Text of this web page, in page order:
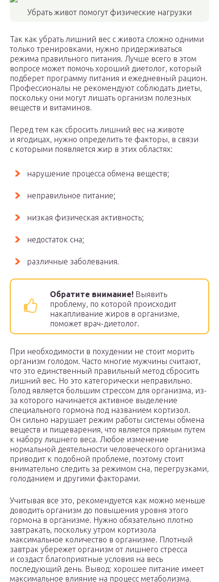
Убрать живот помогут физические нагрузки
Так как убрать лишний вес с живота сложно одними
только тренировками, нужно придерживаться
режима правильного питания. Лучше всего в этом
вопросе может помочь хороший диетолог, который
подберет программу питания и ежедневный рацион.
Профессионалы не рекомендуют соблюдать диеты,
поскольку они могут лишать организм полезных
веществ и витаминов.
Перед тем как сбросить лишний вес на животе
и ягодицах, нужно определить те факторы, в связи
с которыми появляется жир в этих областях:
нарушение процесса обмена веществ;
неправильное питание;
низкая физическая активность;
недостаток сна;
различные заболевания.
Обратите внимание! Выявить
проблему, по которой происходит
накапливание жиров в организме,
поможет врач-диетолог.
При необходимости в похудении не стоит морить
организм голодом. Часто многие мужчины считают,
что это единственный правильный метод сбросить
лишний вес. Но это категорически неправильно.
Голод является большим стрессом для организма, из-
за которого начинается активное выделение
специального гормона под названием кортизол.
Он сильно нарушает режим работы системы обмена
веществ и пищеварения, что является прямым путем
к набору лишнего веса. Любое изменение
нормальной деятельности человеческого организма
приводит к подобной проблеме, поэтому стоит
внимательно следить за режимом сна, перегрузками,
голоданием и другими факторами.
Учитывая все это, рекомендуется как можно меньше
доводить организм до повышения уровня этого
гормона в организме. Нужно обязательно плотно
завтракать, поскольку утром кортизола
максимальное количество в организме. Плотный
завтрак убережет организм от лишнего стресса
и создаст благоприятные условия на весь
последующий день. Вывод: хорошее питание имеет
максимальное влияние на процесс метаболизма.